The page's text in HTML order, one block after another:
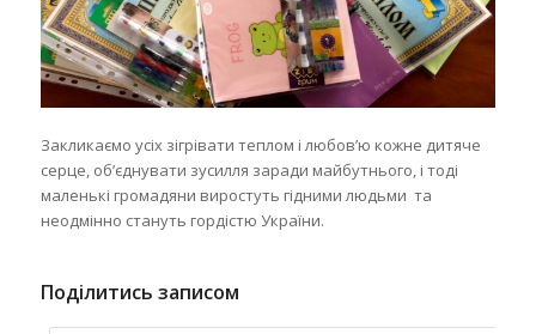
Закликаємо усіх зігрівати теплом і любов’ю кожне дитяче
серце, об’єднувати зусилля заради майбутнього, і тоді
маленькі громадяни виростуть гідними людьми та
неодмінно стануть гордістю України.
Поділитись записом